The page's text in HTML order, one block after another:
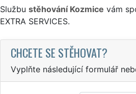
Službu stěhování Kozmice vám
EXTRA SERVICES.
CHCETE SE STĚHOVAT?
Vyplňte následující formulář